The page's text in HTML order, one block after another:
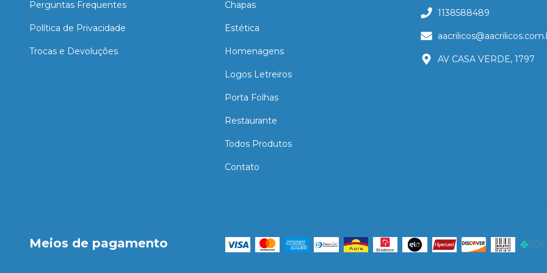
Perguntas Frequentes
Política de Privacidade
Trocas e Devoluções
Chapas
Estética
Homenagens
Logos Letreiros
Porta Folhas
Restaurante
Todos Produtos
Contato
1138588489
AV CASA VERDE, 1797
Meios de pagamento